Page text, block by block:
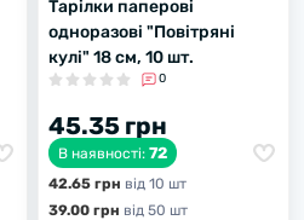
Тарілки паперові
одноразові "Повітряні
кулі" 18 см, 10 шт.
0
45.35 грн
В наявності: 72
42.65 грн вiд 10 шт
39.00 грн вiд 50 шт